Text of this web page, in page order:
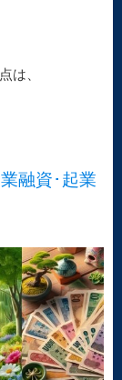
は、
融資･起業